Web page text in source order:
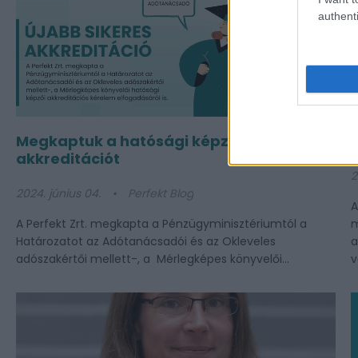
Megkaptuk a hatósági képzői
akkreditációt
2024. június 04.
Perfekt Blog
A Perfekt Zrt. megkapta a Pénzügyminisztériumtól a
Határozatot az Adótanácsadói és az Okleveles
adószakértői mellett-, a Mérlegképes könyvelői...